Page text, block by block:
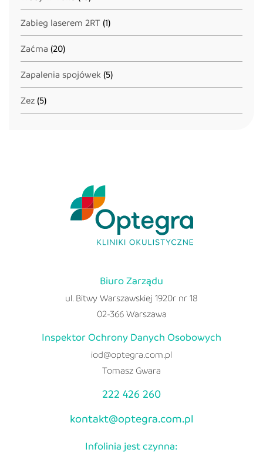
Zabieg laserem 2RT (1)
Zaćma (20)
Zapalenia spojówek (5)
Zez (5)
Biuro Zarządu
ul. Bitwy Warszawskiej 1920r nr 18
02-366 Warszawa
Inspektor Ochrony Danych Osobowych
iod@optegra.com.pl
Tomasz Gwara
222 426 260
kontakt@optegra.com.pl
Infolinia jest czynna: